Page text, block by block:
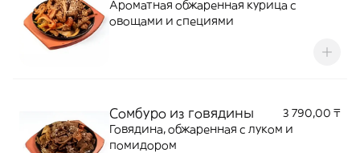
Ароматная обжаренная курица с
овощами и специями
Сомбуро из говядины
3 790,00 ₸
Говядина, обжаренная с луком и
помидором